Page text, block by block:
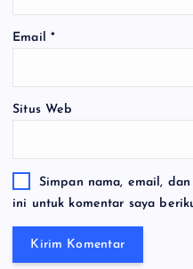
Email *
Situs Web
Simpan nama, email,
ini untuk komentar saya